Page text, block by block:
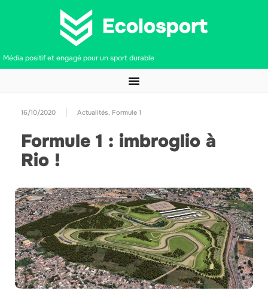
Média positif et engagé pour un sport durable
16/10/2020 Actualités, Formule 1
Formule 1 : imbroglio à
Rio !